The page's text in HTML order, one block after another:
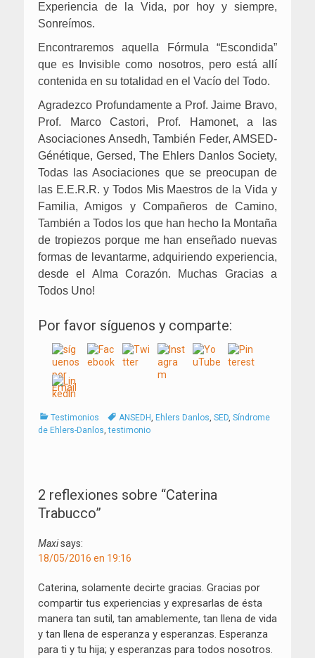
Experiencia de la Vida, por hoy y siempre,
Sonreímos.
Encontraremos aquella Fórmula “Escondida”
que es Invisible como nosotros, pero está allí
contenida en su totalidad en el Vacío del Todo.
Agradezco Profundamente a Prof. Jaime Bravo,
Prof. Marco Castori, Prof. Hamonet, a las
Asociaciones Ansedh, También Feder, AMSED-
Génétique, Gersed, The Ehlers Danlos Society,
Todas las Asociaciones que se preocupan de
las E.E.R.R. y Todos Mis Maestros de la Vida y
Familia, Amigos y Compañeros de Camino,
También a Todos los que han hecho la Montaña
de tropiezos porque me han enseñado nuevas
formas de levantarme, adquiriendo experiencia,
desde el Alma Corazón. Muchas Gracias a
Todos Uno!
Por favor síguenos y comparte:
Categorías
Testimonios TagsANSEDH, Ehlers Danlos, SED, Síndrome
de Ehlers-Danlos,testimonio
de
entradas
2 reflexiones sobre “Caterina
Trabucco”
Maxisays:
18/05/2016 en 19:16
Caterina, solamente decirte gracias. Gracias por
compartir tus experiencias y expresarlas de ésta
manera tan sutil, tan amablemente, tan llena de vida
y tan llena de esperanza y esperanzas. Esperanza
para ti y tu hija; y esperanzas para todos nosotros.